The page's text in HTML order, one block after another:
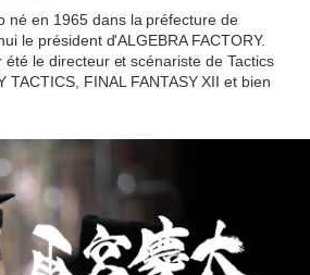
né en 1965 dans la préfecture de
le président d'ALGEBRA FACTORY.
le directeur et scénariste de Tactics
TACTICS, FINAL FANTASY XII et bien